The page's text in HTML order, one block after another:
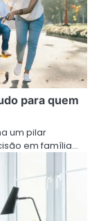
para quem
um pilar
em família…